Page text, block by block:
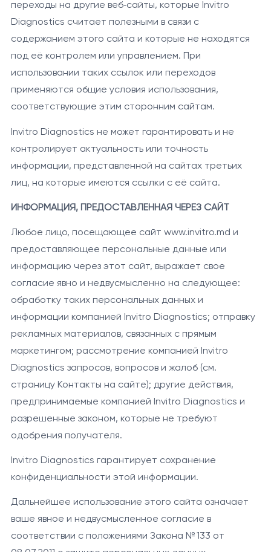
переходы на другие веб‑сайты, которые Invitro
Diagnostics считает полезными в связи с
содержанием этого сайта и которые не находятся
под её контролем или управлением. При
использовании таких ссылок или переходов
применяются общие условия использования,
соответствующие этим сторонним сайтам.
Invitro Diagnostics не может гарантировать и не
контролирует актуальность или точность
информации, представленной на сайтах третьих
лиц, на которые имеются ссылки с её сайта.
ИНФОРМАЦИЯ, ПРЕДОСТАВЛЕННАЯ ЧЕРЕЗ САЙТ
Любое лицо, посещающее сайт www.invitro.md и
предоставляющее персональные данные или
информацию через этот сайт, выражает свое
согласие явно и недвусмысленно на следующее:
обработку таких персональных данных и
информации компанией Invitro Diagnostics; отправку
рекламных материалов, связанных с прямым
маркетингом; рассмотрение компанией Invitro
Diagnostics запросов, вопросов и жалоб (см.
страницу Контакты на сайте); другие действия,
предпринимаемые компанией Invitro Diagnostics и
разрешенные законом, которые не требуют
одобрения получателя.
Invitro Diagnostics гарантирует сохранение
конфиденциальности этой информации.
Дальнейшее использование этого сайта означает
ваше явное и недвусмысленное согласие в
соответствии с положениями Закона № 133 от